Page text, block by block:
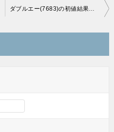
ダブルエー(7683)の初値結果は4,680円で公募割れ、軟調な展開